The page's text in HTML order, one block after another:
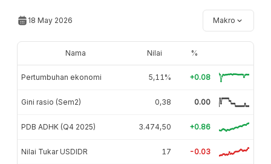
18 May 2026 Makro
Nama Nilai %
Pertumbuhan ekonomi 5,11% +0.08
Gini rasio (Sem2) 0,38 0.00
PDB ADHK (Q4 2025) 3.474,50 +0.86
Nilai Tukar USDIDR 17 -0.03